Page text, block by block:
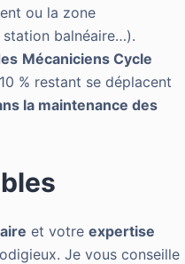
ou la zone
balnéaire…).
Mécaniciens Cycle
% restant se déplacent
la maintenance des
et votre expertise
Je vous conseille